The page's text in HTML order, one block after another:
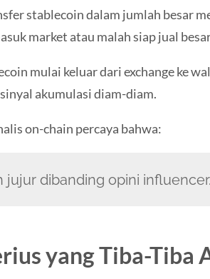
stablecoin dalam jumlah besar
market atau malah siap jual
mulai keluar dari exchange ke
akumulasi diam-diam.
on-chain percaya bahwa:
jujur dibanding opini
yang Tiba-Tiba